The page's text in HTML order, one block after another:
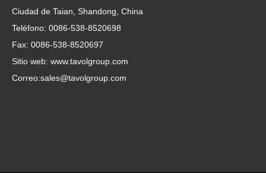
Ciudad de Taian, Shandong, China
Teléfono: 0086-538-8520698
Fax: 0086-538-8520697
Sitio web: www.tavolgroup.com
Correo:sales@tavolgroup.com